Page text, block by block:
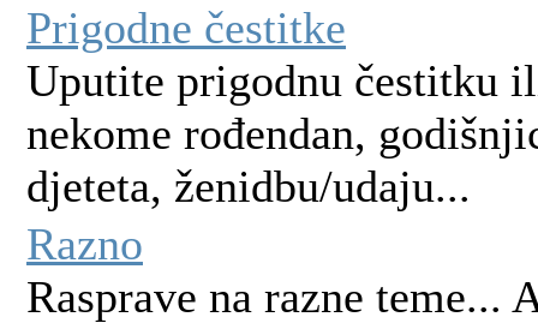
Prigodne čestitke
Uputite prigodnu čestitku
nekome rođendan,
djeteta, ženidbu/udaju...
Razno
Rasprave na razne teme...